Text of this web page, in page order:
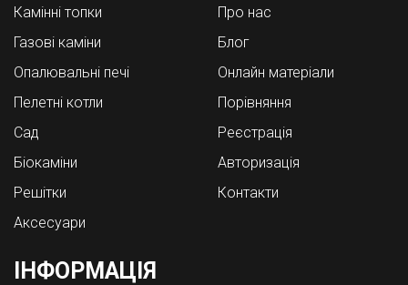
Камінні топки
Газові каміни
Опалювальні печі
Пелетні котли
Cад
Біокаміни
Решітки
Аксесуари
Про нас
Блог
Онлайн матеріали
Порівняння
Реєстрація
Авторизація
Контакти
ІНФОРМАЦІЯ